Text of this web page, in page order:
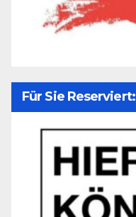
Für Sie Reserviert: